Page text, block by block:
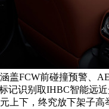
盖FCW前碰撞预警、
记识别取IHBC智能远近
上下，终究放下架子高